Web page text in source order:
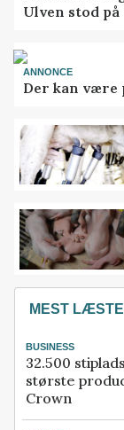
Ulven stod
ANNONCE
Der kan være
MEST LÆSTE
BUSINESS
32.500
største
Crown